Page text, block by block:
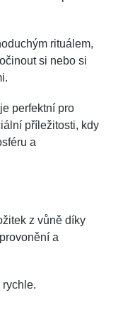
rituálem,
si nebo si
perfektní pro
příležitosti, kdy
a
z vůně díky
a
rychle.